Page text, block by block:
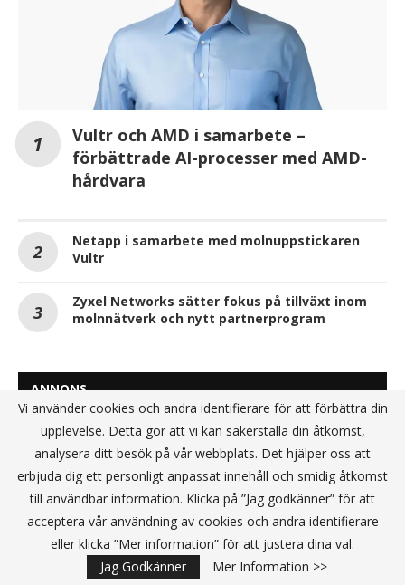
Vultr och AMD i samarbete –
förbättrade AI-processer med AMD-
hårdvara
Netapp i samarbete med molnuppstickaren
Vultr
Zyxel Networks sätter fokus på tillväxt inom
molnnätverk och nytt partnerprogram
ANNONS
Vi använder cookies och andra identifierare för att förbättra din
upplevelse. Detta gör att vi kan säkerställa din åtkomst,
analysera ditt besök på vår webbplats. Det hjälper oss att
erbjuda dig ett personligt anpassat innehåll och smidig åtkomst
till användbar information. Klicka på ”Jag godkänner” för att
acceptera vår användning av cookies och andra identifierare
eller klicka ”Mer information” för att justera dina val.
Jag Godkänner
Mer Information >>